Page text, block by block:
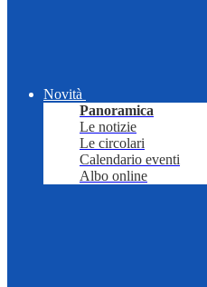
Novità
Panoramica
Le notizie
Le circolari
Calendario eventi
Albo online